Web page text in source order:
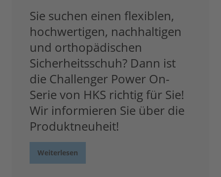
Sie suchen einen flexiblen,
hochwertigen, nachhaltigen
und orthopädischen
Sicherheitsschuh? Dann ist
die Challenger Power On-
Serie von HKS richtig für Sie!
Wir informieren Sie über die
Produktneuheit!
Weiterlesen